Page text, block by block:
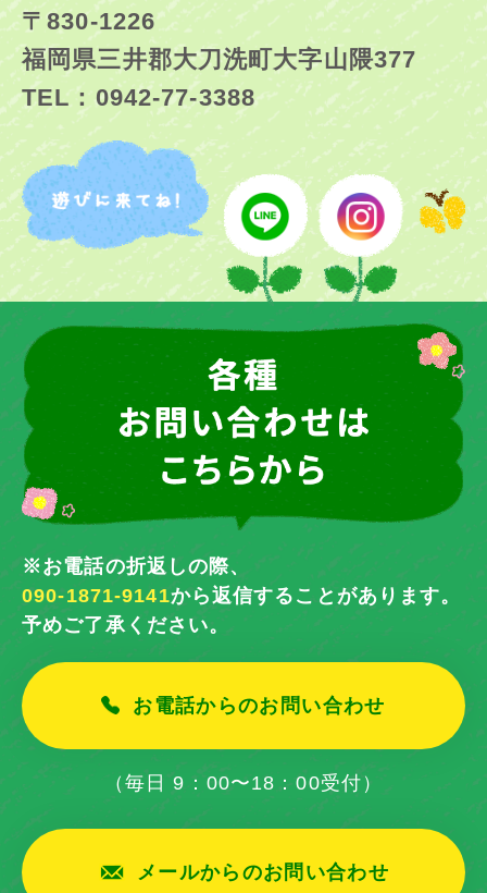
〒830-1226
福岡県三井郡大刀洗町大字山隈377
TEL：0942-77-3388
※お電話の折返しの際、
090-1871-9141から返信することがあります。
予めご了承ください。
お電話からのお問い合わせ
（毎日 9：00〜18：00受付）
メールからのお問い合わせ